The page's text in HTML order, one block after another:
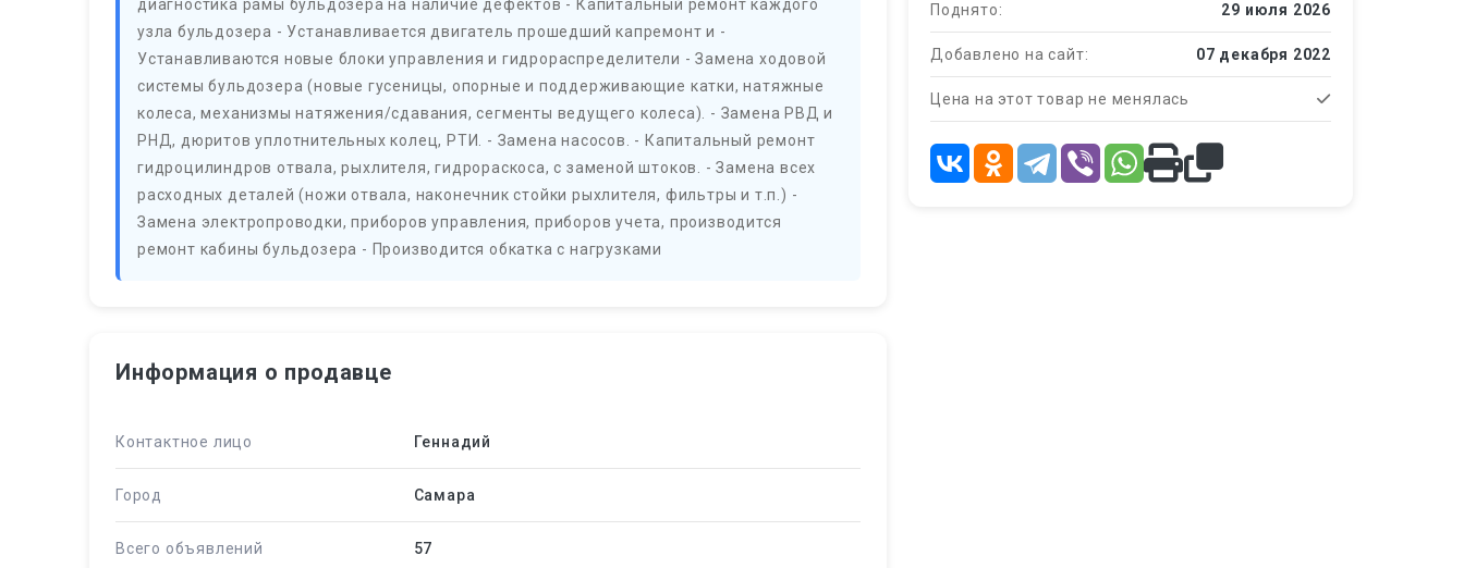
диагностика рамы бульдозера на наличие дефектов - Капитальный ремонт каждого
узла бульдозера - Устанавливается двигатель прошедший капремонт и -
Устанавливаются новые блоки управления и гидрораспределители - Замена ходовой
системы бульдозера (новые гусеницы, опорные и поддерживающие катки, натяжные
колеса, механизмы натяжения/сдавания, сегменты ведущего колеса). - Замена РВД и
РНД, дюритов уплотнительных колец, РТИ. - Замена насосов. - Капитальный ремонт
гидроцилиндров отвала, рыхлителя, гидрораскоса, с заменой штоков. - Замена всех
расходных деталей (ножи отвала, наконечник стойки рыхлителя, фильтры и т.п.) -
Замена электропроводки, приборов управления, приборов учета, производится
ремонт кабины бульдозера - Производится обкатка с нагрузками
Информация о продавце
Контактное лицо Геннадий
Город Самара
Всего объявлений 57
Поднято: 29 июля 2026
Добавлено на сайт: 07 декабря 2022
Цена на этот товар не менялась